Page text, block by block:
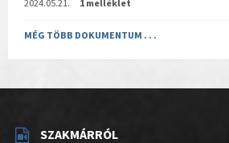
2024.05.21. 1 melléklet
MÉG TÖBB DOKUMENTUM . . .
SZAKMÁRRÓL